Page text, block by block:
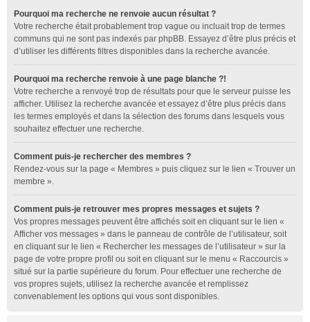
Pourquoi ma recherche ne renvoie aucun résultat ?
Votre recherche était probablement trop vague ou incluait trop de termes
communs qui ne sont pas indexés par phpBB. Essayez d’être plus précis et
d’utiliser les différents filtres disponibles dans la recherche avancée.
Pourquoi ma recherche renvoie à une page blanche ?!
Votre recherche a renvoyé trop de résultats pour que le serveur puisse les
afficher. Utilisez la recherche avancée et essayez d’être plus précis dans
les termes employés et dans la sélection des forums dans lesquels vous
souhaitez effectuer une recherche.
Comment puis-je rechercher des membres ?
Rendez-vous sur la page « Membres » puis cliquez sur le lien « Trouver un
membre ».
Comment puis-je retrouver mes propres messages et sujets ?
Vos propres messages peuvent être affichés soit en cliquant sur le lien «
Afficher vos messages » dans le panneau de contrôle de l’utilisateur, soit
en cliquant sur le lien « Rechercher les messages de l’utilisateur » sur la
page de votre propre profil ou soit en cliquant sur le menu « Raccourcis »
situé sur la partie supérieure du forum. Pour effectuer une recherche de
vos propres sujets, utilisez la recherche avancée et remplissez
convenablement les options qui vous sont disponibles.